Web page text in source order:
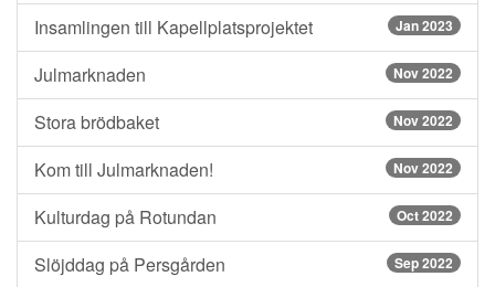
Insamlingen till Kapellplatsprojektet Jan 2023
Julmarknaden Nov 2022
Stora brödbaket Nov 2022
Kom till Julmarknaden! Nov 2022
Kulturdag på Rotundan Oct 2022
Slöjddag på Persgården Sep 2022